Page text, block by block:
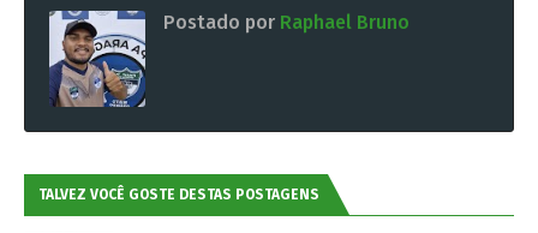
Postado por Raphael Bruno
TALVEZ VOCÊ GOSTE DESTAS POSTAGENS